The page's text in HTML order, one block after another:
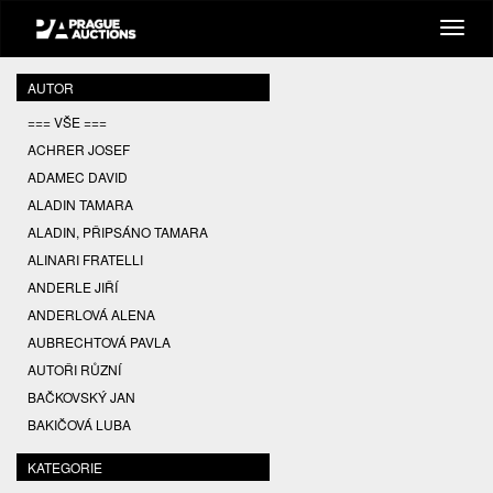
AUTOR
=== VŠE ===
ACHRER JOSEF
ADAMEC DAVID
ALADIN TAMARA
ALADIN, PŘIPSÁNO TAMARA
ALINARI FRATELLI
ANDERLE JIŘÍ
ANDERLOVÁ ALENA
AUBRECHTOVÁ PAVLA
AUTOŘI RŮZNÍ
BAČKOVSKÝ JAN
BAKIČOVÁ LUBA
BALCAR JIŘÍ
BALCAR KAREL
KATEGORIE